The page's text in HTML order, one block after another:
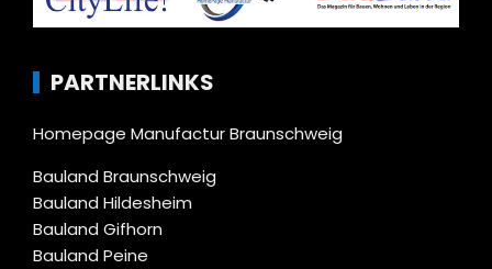
PARTNERLINKS
Homepage Manufactur Braunschweig
Bauland Braunschweig
Bauland Hildesheim
Bauland Gifhorn
Bauland Peine